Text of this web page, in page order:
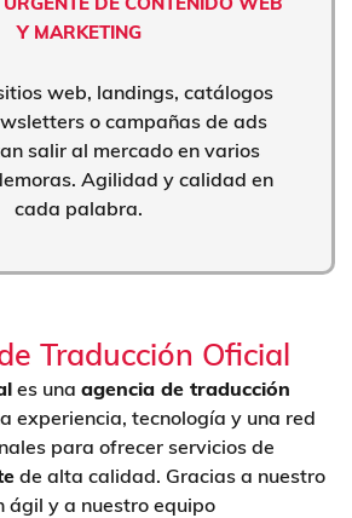
Y MARKETING
web, landings, catálogos
o campañas de ads
salir al mercado en varios
Agilidad y calidad en
cada palabra.
Traducción Oficial
es una agencia de traducción
experiencia, tecnología y una red
para ofrecer servicios de
de alta calidad. Gracias a nuestro
ágil y a nuestro equipo